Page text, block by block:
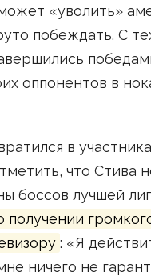
«уволить»
побеждать. С
оппонентов в
в
что Стива
боссов лучшей
получении
: «Я
ничего не